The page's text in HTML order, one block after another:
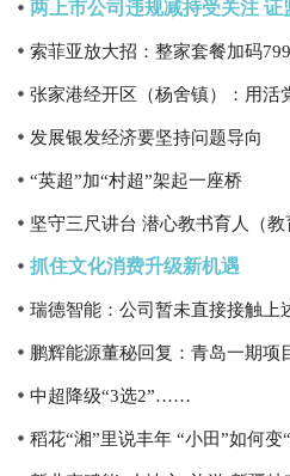
索菲亚放大招：整家套餐加码
发展银发经济要坚持问题导向
“英超”加“村超”架起一座桥
坚守三尺讲台 潜心教书育人（教
抓住文化消费升级新机遇
瑞德智能：公司暂未直接接触上
中超降级“3选2”……
稻花“湘”里说丰年 “小田”如何变